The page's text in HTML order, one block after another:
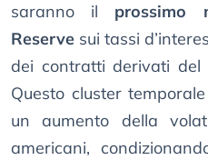
saranno il prossimo
Reserve sui tassi
dei contratti derivati del
Questo cluster
un aumento della
americani,